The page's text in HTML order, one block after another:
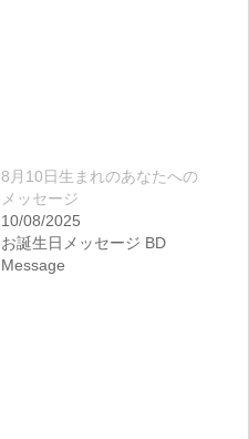
8月10日生まれのあなたへの
メッセージ
10/08/2025
お誕生日メッセージ BD
Message